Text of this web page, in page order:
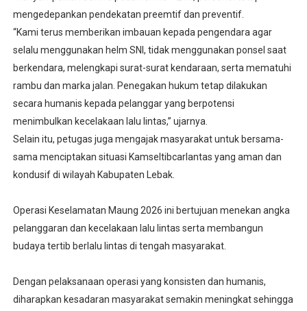
mengedepankan pendekatan preemtif dan preventif.
“Kami terus memberikan imbauan kepada pengendara agar
selalu menggunakan helm SNI, tidak menggunakan ponsel saat
berkendara, melengkapi surat-surat kendaraan, serta mematuhi
rambu dan marka jalan. Penegakan hukum tetap dilakukan
secara humanis kepada pelanggar yang berpotensi
menimbulkan kecelakaan lalu lintas,” ujarnya.
Selain itu, petugas juga mengajak masyarakat untuk bersama-
sama menciptakan situasi Kamseltibcarlantas yang aman dan
kondusif di wilayah Kabupaten Lebak.
Operasi Keselamatan Maung 2026 ini bertujuan menekan angka
pelanggaran dan kecelakaan lalu lintas serta membangun
budaya tertib berlalu lintas di tengah masyarakat.
Dengan pelaksanaan operasi yang konsisten dan humanis,
diharapkan kesadaran masyarakat semakin meningkat sehingga